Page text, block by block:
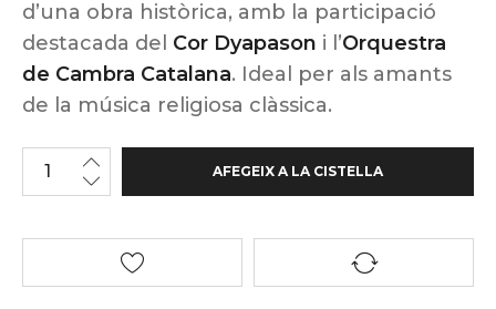
d’una obra històrica, amb la participació
destacada del Cor Dyapason i l’Orquestra
de Cambra Catalana. Ideal per als amants
de la música religiosa clàssica.
AFEGEIX A LA CISTELLA